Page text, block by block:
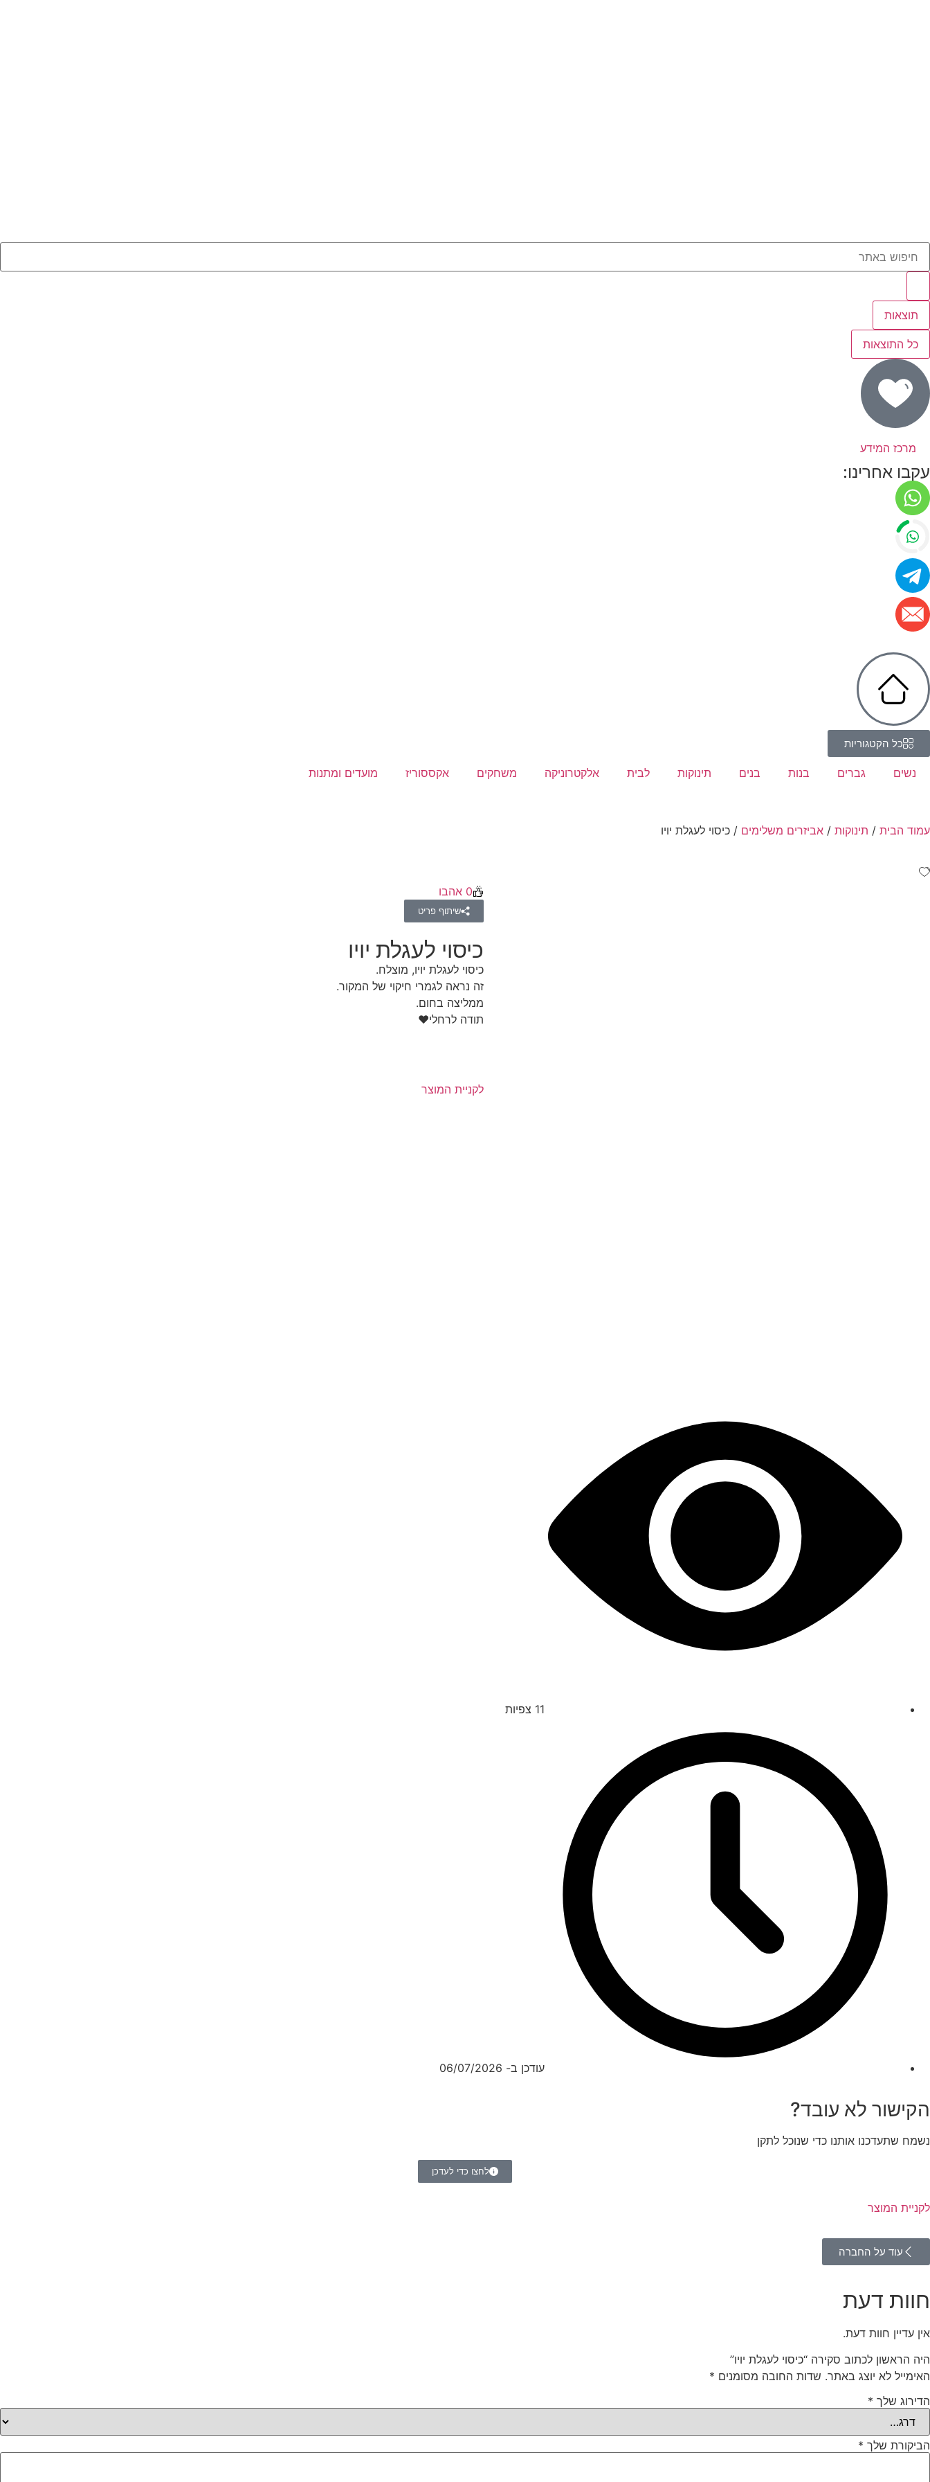
תוצאות
כל התוצאות
מרכז המידע
עקבו אחרינו:
כל הקטגוריות
נשים גברים בנות בנים תינוקות לבית אלקטרוניקה משחקים אקססוריז מועדים ומתנות
עמוד הבית / תינוקות / אביזרים משלימים / כיסוי לעגלת יויו
0 אהבו
שיתוף פריט
כיסוי לעגלת יויו
כיסוי לעגלת יויו, מוצלח.
זה נראה לגמרי חיקוי של המקור.
ממליצה בחום.
תודה לרחלי❤️
לקניית המוצר
11 צפיות
עודכן ב- 06/07/2026
הקישור לא עובד?
נשמח שתעדכנו אותנו כדי שנוכל לתקן
לחצו כדי לעדכן
לקניית המוצר
עוד על החברה
חוות דעת
אין עדיין חוות דעת.
היה הראשון לכתוב סקירה “כיסוי לעגלת יויו”
האימייל לא יוצג באתר. שדות החובה מסומנים *
הדירוג שלך *
הביקורת שלך *